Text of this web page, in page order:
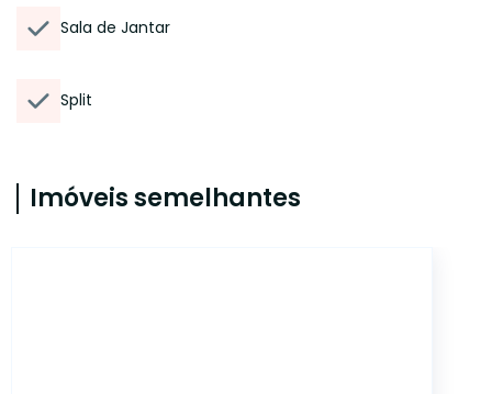
Sala de Jantar
Split
Imóveis semelhantes